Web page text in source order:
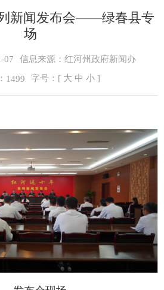
新闻发布会——绿春县专
场
07
信息来源：红河州政府新闻办
1499 字号：[ 大 中 小]